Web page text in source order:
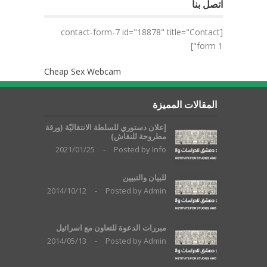
اتصل بنا
[contact-form-7 id="18878" title="Contact
form 1"]
Cheap Sex Webcam
المقالات المميزة
إعلان دستوري للسلطة الانتقاليّة (ورقة
مطروحة للنقاش)
Posted by Info
-
2021/01/25
للبيان والتبيين
Posted byAdmin
-
2014/10/12
مبررات الدعوة للتعاون مع اسرائيل
Posted byAdmin
-
2014/05/13